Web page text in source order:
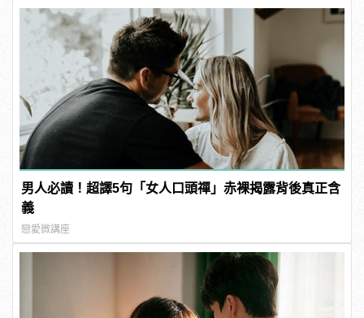
男人必讀！超譯5句「女人口頭禪」赤裸揭露背後真正含
義
戀愛微講座